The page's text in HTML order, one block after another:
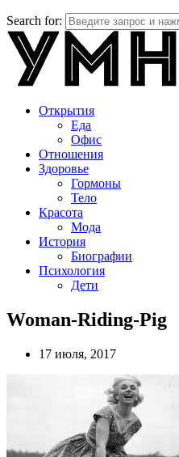
Search for:
Открытия
Еда
Офис
Отношения
Здоровье
Гормоны
Тело
Красота
Мода
История
Биографии
Психология
Дети
Woman-Riding-Pig
17 июля, 2017